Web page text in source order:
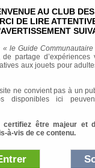
AU CLUB
DE LIRE
le Guide
partage
aux jouets pour
ne convient pas à un
disponibles ici
certifiez être majeur et
à-vis de ce contenu.
Leather &
03/1994
89, 1012 HZ
vendredi : 10.00H -
18.00H
- 18.00 H